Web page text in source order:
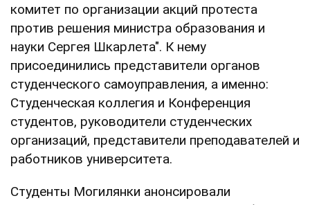
комитет по организации акций протеста
против решения министра образования и
науки Сергея Шкарлета". К нему
присоединились представители органов
студенческого самоуправления, а именно:
Студенческая коллегия и Конференция
студентов, руководители студенческих
организаций, представители преподавателей и
работников университета.
Студенты Могилянки анонсировали